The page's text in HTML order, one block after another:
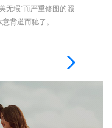
无瑕”而严重修图的照
背道而驰了。